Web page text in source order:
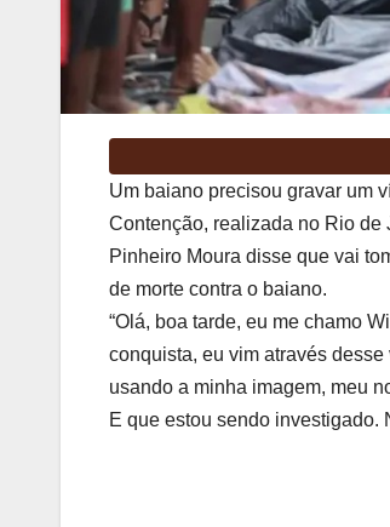
Um baiano precisou gravar um
Contenção, realizada no Rio de
Pinheiro Moura disse que vai
de morte contra o baiano.
“Olá, boa tarde, eu me chamo
conquista, eu vim através
usando a minha imagem, meu
E que estou sendo investigado.